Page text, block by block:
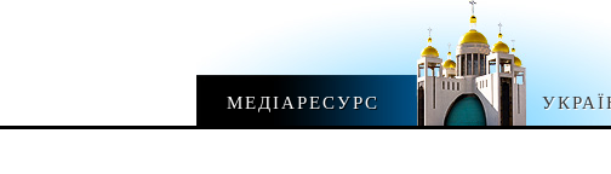
МЕДІАРЕСУРС